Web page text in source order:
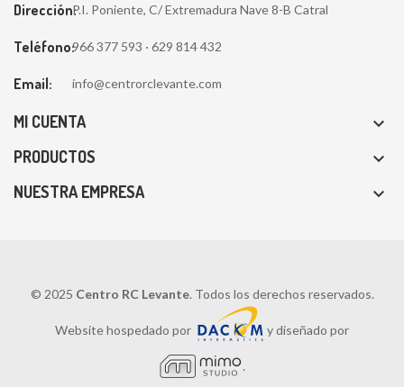
Dirección:P.I. Poniente, C/ Extremadura Nave 8-B Catral
Teléfono:966 377 593 · 629 814 432
Email: info@centrorclevante.com
MI CUENTA 
PRODUCTOS 
NUESTRA EMPRESA 
© 2025 Centro RC Levante. Todos los derechos reservados.
Website hospedado por y diseñado por
.